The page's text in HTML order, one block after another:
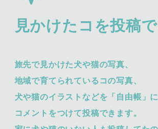
見かけたコを投稿で
旅先で見かけた犬や猫の写真、
地域で育てられているコの写真、
犬や猫のイラストなどを「自由帳」に
コメントをつけて投稿できます。